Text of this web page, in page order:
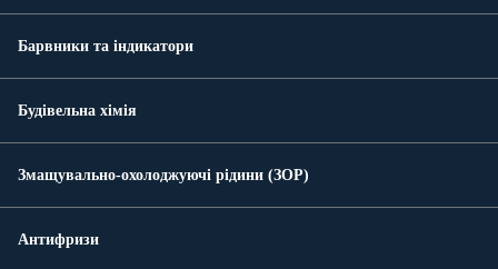
Барвники та індикатори
Будівельна хімія
Змащувально-охолоджуючі рідини (ЗОР)
Антифризи